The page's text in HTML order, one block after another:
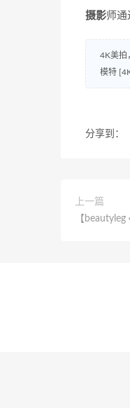
摄影师通
4K美拍
模特
分享到：
上一篇
【